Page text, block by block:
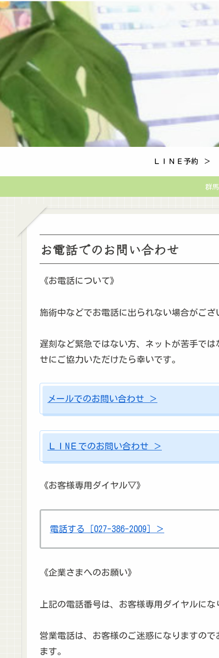
ＬＩＮＥ予約 ＞
群
お電話でのお問い合わせ
《お電話について》
施術中などでお電話に出られない場合がござ
遅刻など緊急ではない方、ネットが苦手では
せにご協力いただけたら幸いです。
メールでのお問い合わせ ＞
ＬＩNＥでのお問い合わせ ＞
《お客様専用ダイヤル▽》
電話する［027-386-2009］＞
《企業さまへのお願い》
上記の電話番号は、お客様専用ダイヤルにな
営業電話は、お客様のご迷惑になりますの
ます。